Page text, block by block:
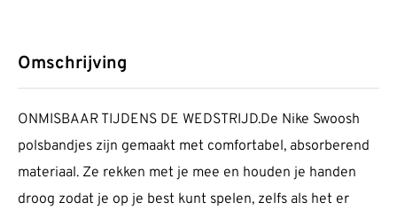
Omschrijving
ONMISBAAR TIJDENS DE WEDSTRIJD.De Nike Swoosh
polsbandjes zijn gemaakt met comfortabel, absorberend
materiaal. Ze rekken met je mee en houden je handen
droog zodat je op je best kunt spelen, zelfs als het er